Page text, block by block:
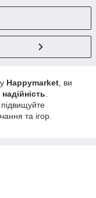
Happymarket , ви
та ігор.